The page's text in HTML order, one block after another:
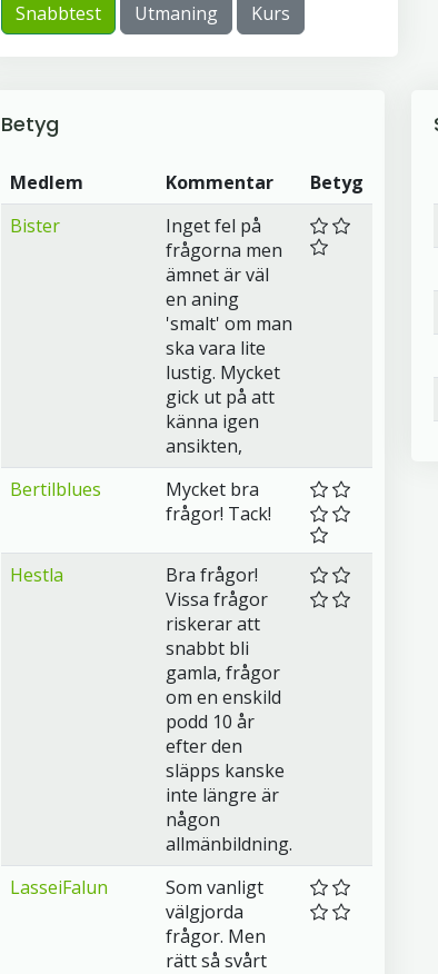
Snabbtest Utmaning Kurs
Betyg
Medlem Kommentar
Betyg
Bister
Inget fel på
frågorna men
ämnet är väl
en aning
'smalt' om man
ska vara lite
lustig. Mycket
gick ut på att
känna igen
ansikten,
Bertilblues
Mycket bra
frågor! Tack!
Hestla
Bra frågor!
Vissa frågor
riskerar att
snabbt bli
gamla, frågor
om en enskild
podd 10 år
efter den
släpps kanske
inte längre är
någon
allmänbildning.
LasseiFalun
Som vanligt
välgjorda
frågor. Men
rätt så svårt